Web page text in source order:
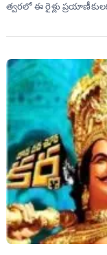
త్వరలో ఈ రైళ్లు